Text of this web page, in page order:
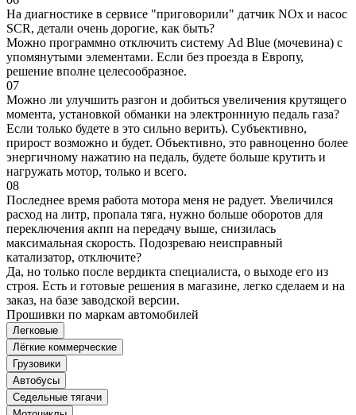
На диагностике в сервисе "приговорили" датчик NOx и насос
SCR, детали очень дорогие, как быть?
Можно программно отключить систему Ad Blue (мочевина) с
упомянутыми элементами. Если без проезда в Европу,
решение вполне целесообразное.
07
Можно ли улучшить разгон и добиться увеличения крутящего
момента, установкой обманки на электроннную педаль газа?
Если только будете в это сильно верить). Субъективно,
прирост возможно и будет. Объективно, это равноценно более
энергичному нажатию на педаль, будете больше крутить и
нагружать мотор, только и всего.
08
Последнее время работа мотора меня не радует. Увеличился
расход на литр, пропала тяга, нужно больше оборотов для
переключения акпп на передачу выше, снизилась
максимальная скорость. Подозреваю неисправный
катализатор, отключите?
Да, но только после вердикта специалиста, о выходе его из
строя. Есть и готовые решения в магазине, легко сделаем и на
заказ, на базе заводской версии.
Прошивки по маркам автомобилей
Легковые
Лёгкие коммерческие
Грузовики
Автобусы
Седельные тягачи